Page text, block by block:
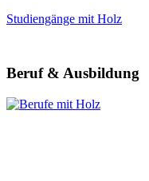
Studiengänge mit Holz
Beruf & Ausbildung